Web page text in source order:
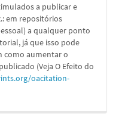
a publicar e
em repositórios
a qualquer ponto
já que isso pode
como aumentar o
(Veja O Efeito do
oacitation-